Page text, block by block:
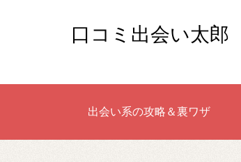
口コミ出会い太郎
出会い系の攻略＆裏ワザ